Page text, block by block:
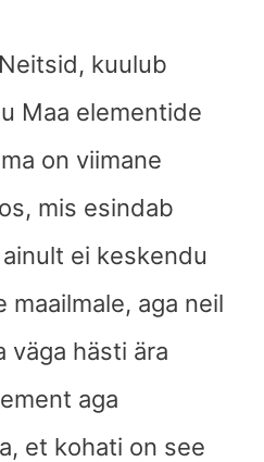
kuulub
Maa elementide
on viimane
mis esindab
ei keskendu
maailmale, aga neil
väga hästi ära
aga
et kohati on see